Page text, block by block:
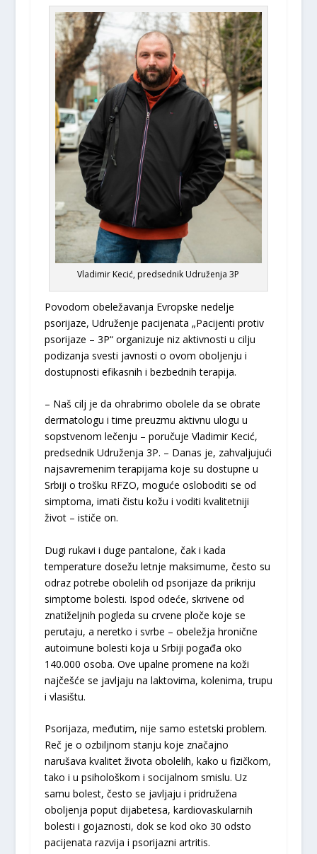
Vladimir Kecić, predsednik Udruženja 3P
Povodom obeležavanja Evropske nedelje
psorijaze, Udruženje pacijenata „Pacijenti protiv
psorijaze – 3P“ organizuje niz aktivnosti u cilju
podizanja svesti javnosti o ovom oboljenju i
dostupnosti efikasnih i bezbednih terapija.
– Naš cilj je da ohrabrimo obolele da se obrate
dermatologu i time preuzmu aktivnu ulogu u
sopstvenom lečenju – poručuje Vladimir Kecić,
predsednik Udruženja 3P. – Danas je, zahvaljujući
najsavremenim terapijama koje su dostupne u
Srbiji o trošku RFZO, moguće osloboditi se od
simptoma, imati čistu kožu i voditi kvalitetniji
život – ističe on.
Dugi rukavi i duge pantalone, čak i kada
temperature dosežu letnje maksimume, često su
odraz potrebe obolelih od psorijaze da prikriju
simptome bolesti. Ispod odeće, skrivene od
znatiželjnih pogleda su crvene ploče koje se
perutaju, a neretko i svrbe – obeležja hronične
autoimune bolesti koja u Srbiji pogađa oko
140.000 osoba. Ove upalne promene na koži
najčešće se javljaju na laktovima, kolenima, trupu
i vlasištu.
Psorijaza, međutim, nije samo estetski problem.
Reč je o ozbiljnom stanju koje značajno
narušava kvalitet života obolelih, kako u fizičkom,
tako i u psihološkom i socijalnom smislu. Uz
samu bolest, često se javljaju i pridružena
oboljenja poput dijabetesa, kardiovaskularnih
bolesti i gojaznosti, dok se kod oko 30 odsto
pacijenata razvija i psorijazni artritis.